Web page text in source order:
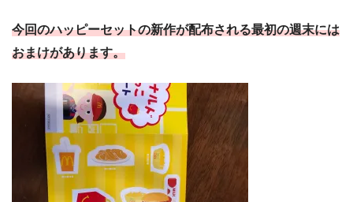
今回のハッピーセットの新作が配布される最初の週末には
おまけがあります。